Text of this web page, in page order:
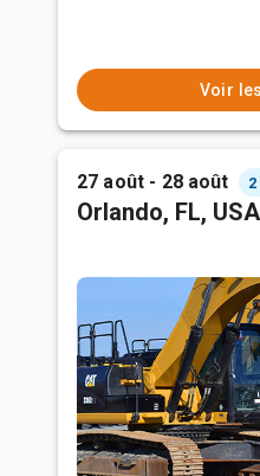
Voir
27 août - 28 août
Orlando, FL, USA